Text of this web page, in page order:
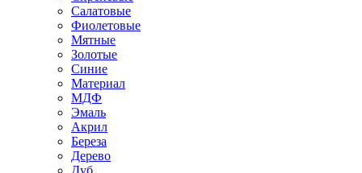
Салатовые
Фиолетовые
Мятные
Золотые
Синие
Материал
МДФ
Эмаль
Акрил
Береза
Дерево
Дуб